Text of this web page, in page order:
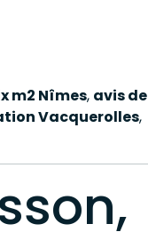
m2 Nîmes, avis de
Vacquerolles,